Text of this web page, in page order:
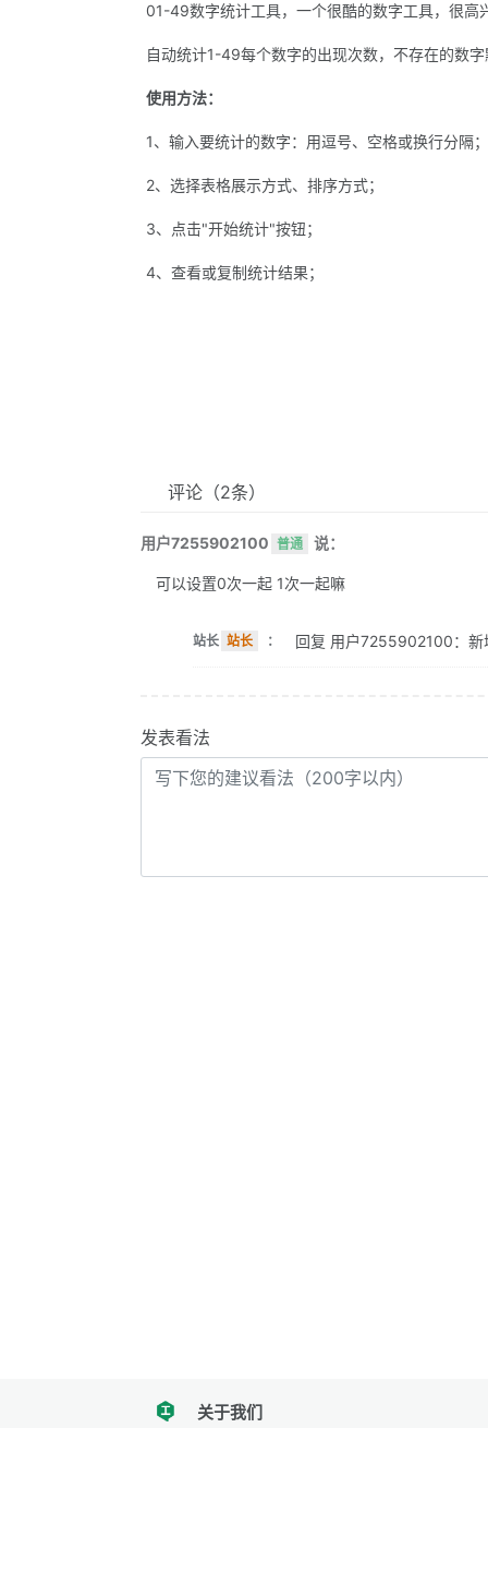
01-49数字统计工具，一个很酷的数字工具，很高
自动统计1-49每个数字的出现次数，不存在的数
使用方法：
1、输入要统计的数字：用逗号、空格或换行分隔；
2、选择表格展示方式、排序方式；
3、点击"开始统计"按钮；
4、查看或复制统计结果；
评论 （2条）
用户7255902100 普通 说：
可以设置0次一起 1次一起嘛
站长 站长 ： 回复 用户7255902100：新
发表看法
tencent关于我们